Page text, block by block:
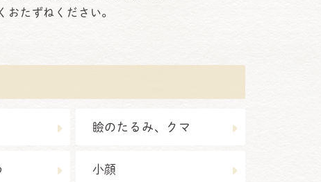
おたずねください。
瞼のたるみ、クマ
小顔